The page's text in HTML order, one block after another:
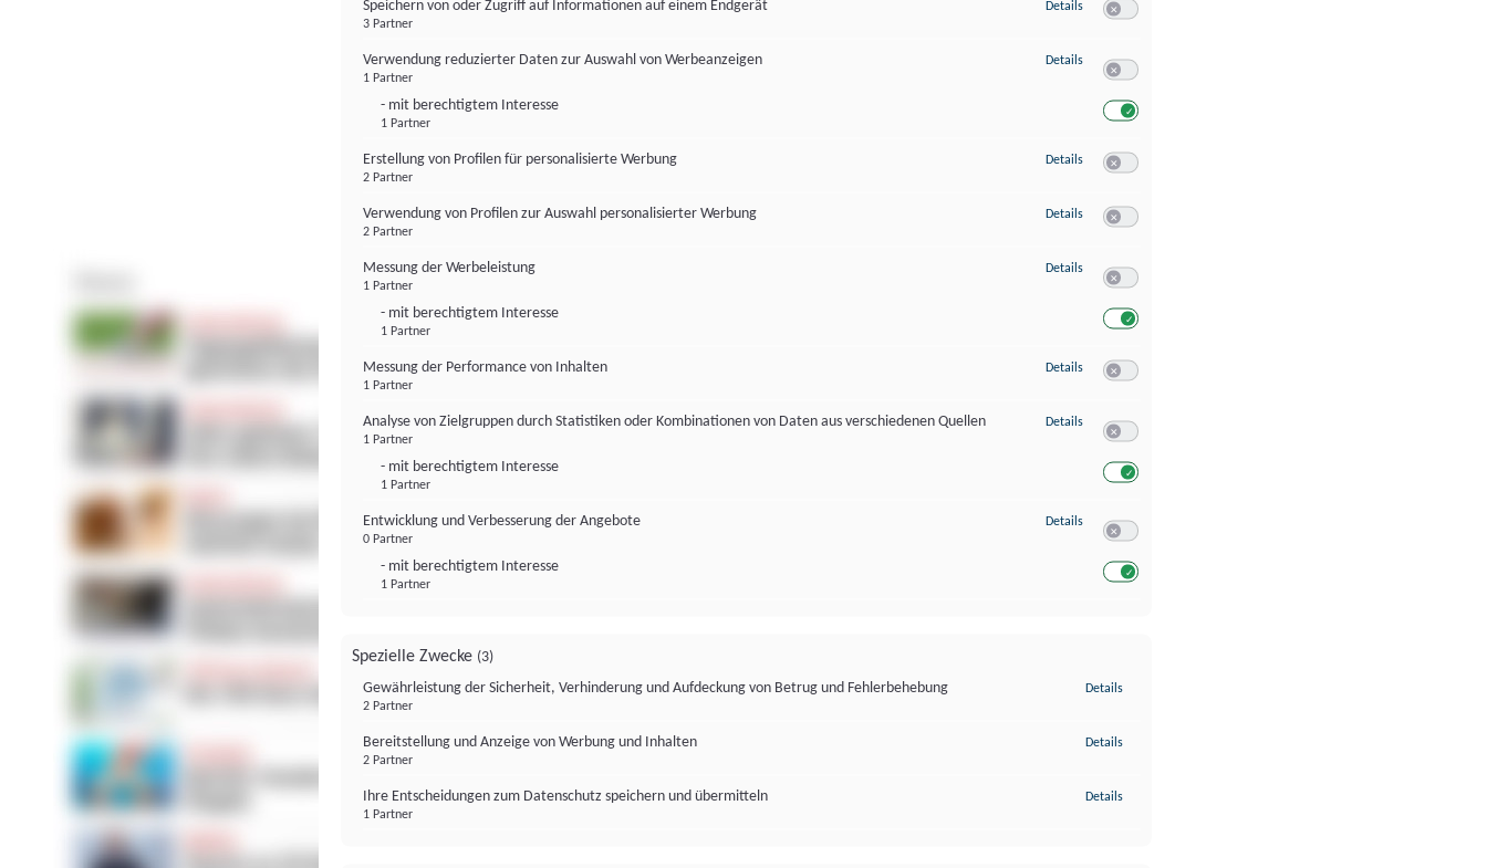
Speichern von oder Zugriff auf Informationen auf einem Endgerät
3 Partner
Details
Verwendung reduzierter Daten zur Auswahl von Werbeanzeigen
1 Partner
- mit berechtigtem Interesse
1 Partner
Details zu Verwendung reduzierter Daten zur Auswahl von Werbeanzeigen
Erstellung von Profilen für personalisierte Werbung
2 Partner
Details zu Erstellung von Profilen für personalisierte Werbung
Verwendung von Profilen zur Auswahl personalisierter Werbung
2 Partner
Details zu Verwendung von Profilen zur Auswahl personalisierter Werbung
Messung der Werbeleistung
1 Partner
- mit berechtigtem Interesse
1 Partner
Details zu Messung der Werbeleistung
Messung der Performance von Inhalten
1 Partner
Details zu Messung der Performance von Inhalten
Analyse von Zielgruppen durch Statistiken oder Kombinationen von Daten aus verschiedenen Quellen
1 Partner
- mit berechtigtem Interesse
1 Partner
Details zu Analyse von Zielgruppen durch Statistiken oder Kombinationen von
Entwicklung und Verbesserung der Angebote
0 Partner
- mit berechtigtem Interesse
1 Partner
Details zu Entwicklung und Verbesserung der Angebote
Spezielle Zwecke (3)
Gewährleistung der Sicherheit, Verhinderung und Aufdeckung von Betrug und Fehlerbehebung
2 Partner
Details
Bereitstellung und Anzeige von Werbung und Inhalten
2 Partner
Details
Ihre Entscheidungen zum Datenschutz speichern und übermitteln
1 Partner
Details